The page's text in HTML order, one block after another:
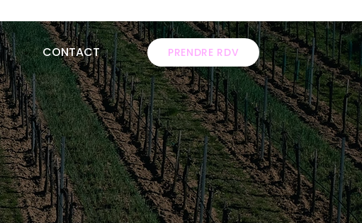
CONTACT PRENDRE RDV